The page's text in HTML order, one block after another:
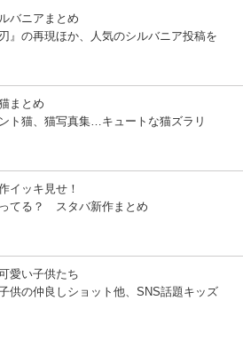
バニアまとめ
刃』の再現ほか、人気のシルバニア投稿を
まとめ
ト猫、猫写真集…キュートな猫ズラリ
イッキ見せ！
てる？ スタバ新作まとめ
愛い子供たち
供の仲良しショット他、SNS話題キッズ